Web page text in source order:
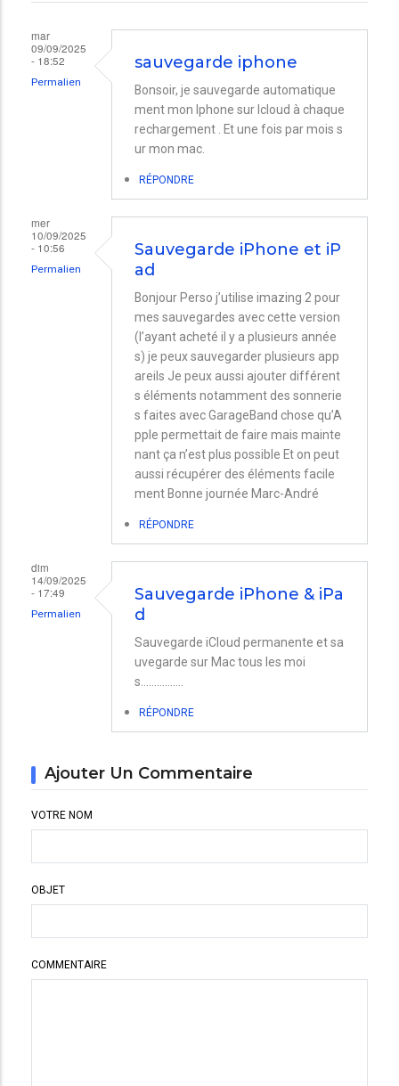
mar
09/09/2025
- 18:52
Permalien
sauvegarde iphone
Bonsoir, je sauvegarde automatique
ment mon Iphone sur Icloud à chaque
rechargement . Et une fois par mois s
ur mon mac.
RÉPONDRE
mer
10/09/2025
- 10:56
Permalien
Sauvegarde iPhone et iP
ad
Bonjour Perso j’utilise imazing 2 pour
mes sauvegardes avec cette version
(l’ayant acheté il y a plusieurs année
s) je peux sauvegarder plusieurs app
areils Je peux aussi ajouter différent
s éléments notamment des sonnerie
s faites avec GarageBand chose qu’A
pple permettait de faire mais mainte
nant ça n’est plus possible Et on peut
aussi récupérer des éléments facile
ment Bonne journée Marc-André
RÉPONDRE
dim
14/09/2025
- 17:49
Permalien
Sauvegarde iPhone & iPa
d
Sauvegarde iCloud permanente et sa
uvegarde sur Mac tous les moi
s................
RÉPONDRE
Ajouter Un Commentaire
VOTRE NOM
OBJET
COMMENTAIRE